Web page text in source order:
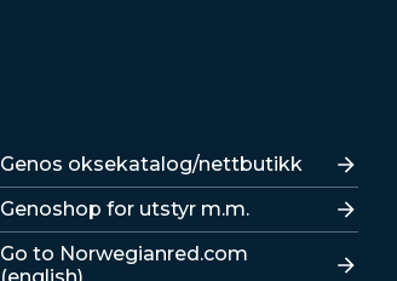
Lenker
Genos oksekatalog/nettbutikk
Genoshop for utstyr m.m.
Go to Norwegianred.com
(english)